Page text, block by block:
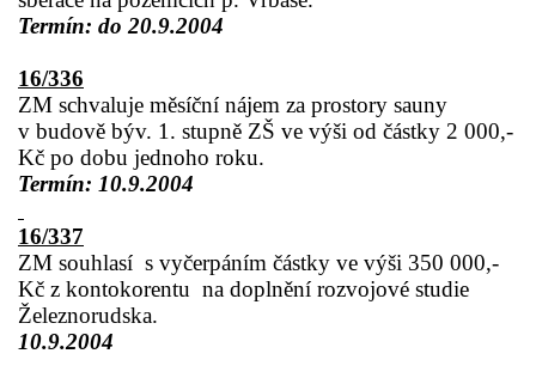
Termín: do 20.9.2004
16/336
ZM schvaluje měsíční nájem za prostory sauny
v budově býv. 1. stupně ZŠ ve výši od částky 2 000,-
Kč po dobu jednoho roku.
Termín: 10.9.2004
16/337
ZM souhlasí s vyčerpáním částky ve výši 350 000,-
Kč z kontokorentu na doplnění rozvojové studie
Železnorudska.
10.9.2004